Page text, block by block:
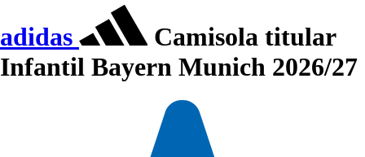
adidas
Camisola titular
Infantil Bayern Munich 2026/27